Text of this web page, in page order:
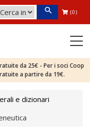
(0)
da 25€ - Per i soci Coop
a partire da 19€.
e dizionari